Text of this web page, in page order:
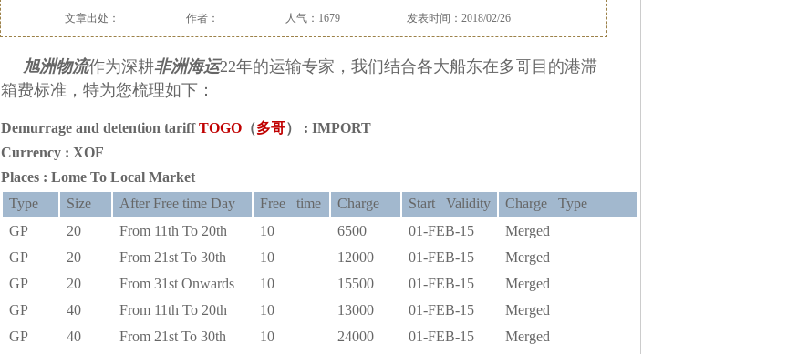
文章出处： 作者： 人气：1679 发表时间：2018/02/26
旭洲物流作为深耕非洲海运22年的运输专家，我们结合各大船东在多哥目的港滞
箱费标准，特为您梳理如下：
Demurrage and detention tariffTOGO（多哥） : IMPORT
Currency : XOF
Places : Lome To Local Market
Type
Size After Free time Day Free time Charge Start Validity
Charge Type
GP
20 From 11th To 20th 10 6500 01-FEB-15
Merged
GP
20 From 21st To 30th 10 12000 01-FEB-15
Merged
GP
20 From 31st Onwards 10 15500 01-FEB-15
Merged
GP
40 From 11th To 20th 10 13000 01-FEB-15
Merged
GP
40 From 21st To 30th 10 24000 01-FEB-15
Merged